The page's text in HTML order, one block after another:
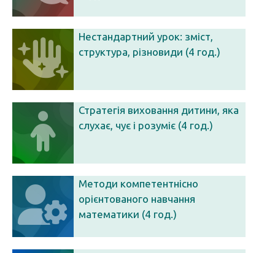
Нестандартний урок: зміст,
структура, різновиди (4 год.)
Стратегія виховання дитини, яка
слухає, чує і розуміє (4 год.)
Методи компетентнісно
орієнтованого навчання
математики (4 год.)